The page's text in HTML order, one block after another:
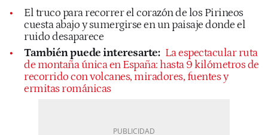
El truco para recorrer el corazón de los Pirineos
cuesta abajo y sumergirse en un paisaje donde el
ruido desaparece
También puede interesarte: La espectacular ruta
de montaña única en España: hasta 9 kilómetros de
recorrido con volcanes, miradores, fuentes y
ermitas románicas